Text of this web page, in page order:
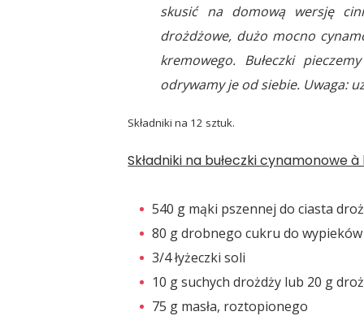
skusić na domową wersję
drożdżowe, dużo mocno
kremowego. Bułeczki
odrywamy je od siebie. Uwaga:
Składniki na 12 sztuk.
Składniki na bułeczki cynamonowe
540 g mąki pszennej do ciasta
80 g drobnego cukru do wypieków
3/4 łyżeczki soli
10 g suchych drożdży lub 20 g
75 g masła, roztopionego